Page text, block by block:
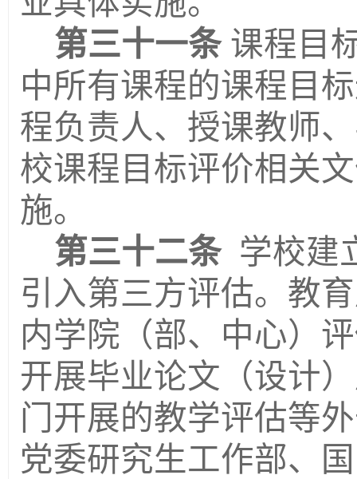
第三十一条 课程目
中所有课程的课程目
程负责人、 授课教师、
校课程目标评价相关
施。
第三十二条 学校建
引入第三方评估。教育
内学院（部、中心）
开展毕业论文（设计
门开展的教学评估等
党委研究生工作部、